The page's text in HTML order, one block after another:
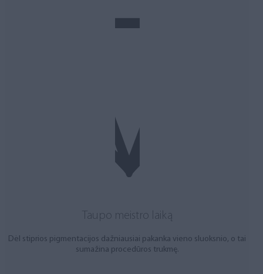
Taupo meistro laiką
Dėl stiprios pigmentacijos dažniausiai pakanka vieno sluoksnio, o tai
sumažina procedūros trukmę.